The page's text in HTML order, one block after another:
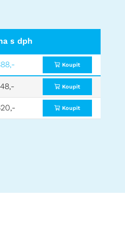
cena bez dph
s dph
Koupit
Koupit
Koupit